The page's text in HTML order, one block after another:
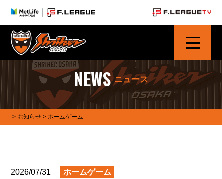
NEWS ニュース
> お知らせ > ホームゲーム
2026/07/31
ホームゲーム